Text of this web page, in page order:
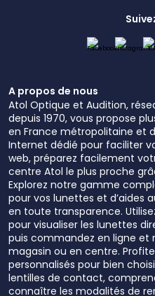
A propos de nous
Atol Optique et Audition,
depuis 1970, vous propose
en France métropolitaine et
Internet dédié pour faciliter
web, préparez facilement
centre Atol le plus proche
Explorez notre gamme
pour vos lunettes et d’aides
en toute transparence.
pour visualiser les lunettes
puis commandez en ligne et
magasin ou en centre.
personnalisés pour bien
lentilles de contact,
connaître les modalités de